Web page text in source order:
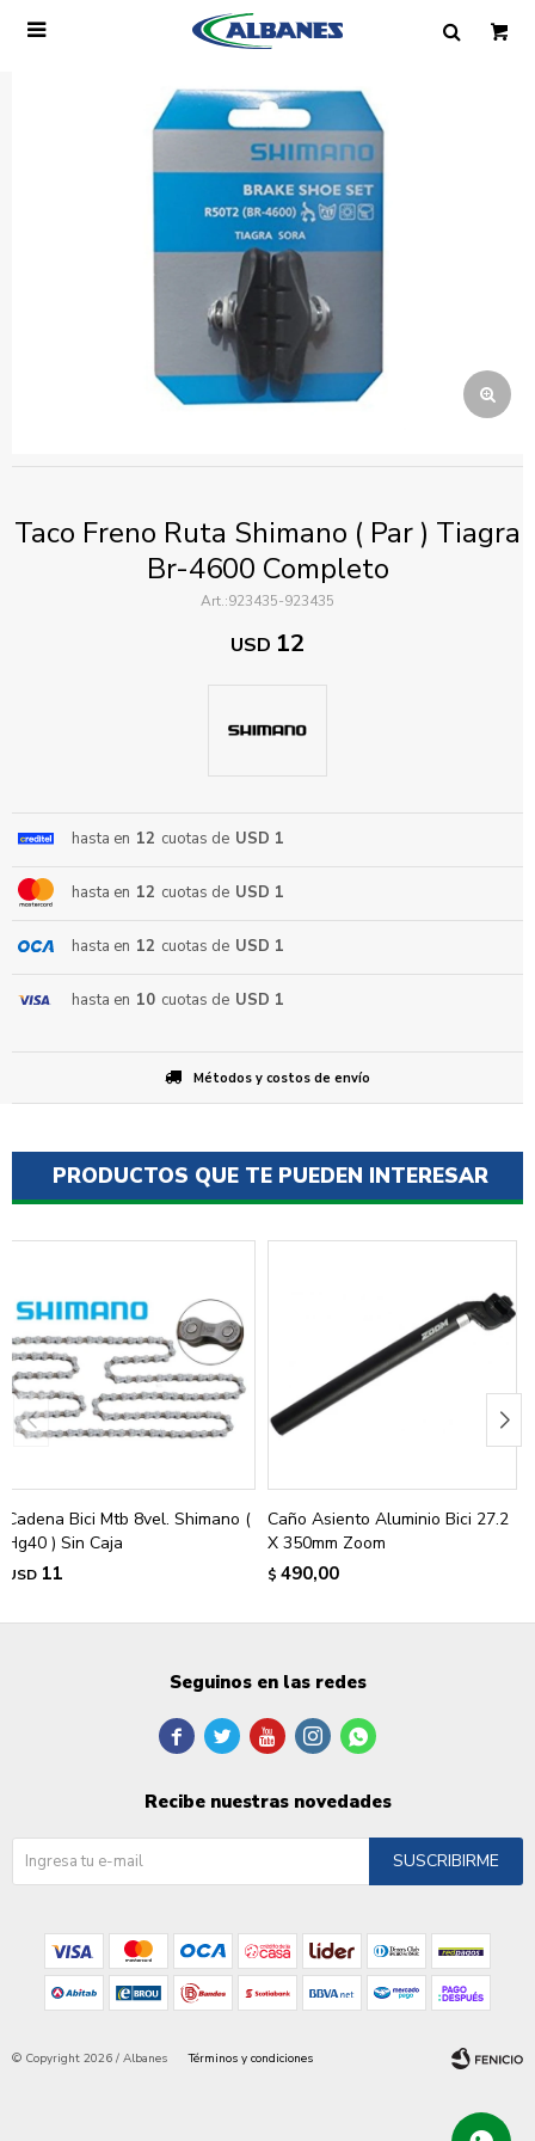

Taco Freno Ruta Shimano ( Par ) Tiagra
Br-4600 Completo
923435-923435
USD 12
hasta en 12 cuotas de USD 1
hasta en 12 cuotas de USD 1
hasta en 12 cuotas de USD 1
hasta en 10 cuotas de USD 1
Métodos y costos de envío
PRODUCTOS QUE TE PUEDEN INTERESAR
Cadena Bici Mtb 8vel. Shimano (
Hg40 ) Sin Caja
USD 11
Caño Asiento Aluminio Bici 27.2
X 350mm Zoom
$ 490,00
Ingresa tus datos y te informaremos cuando
tengamos stock disponible.
Seguinos en las redes
    
Recibe nuestras novedades
SUSCRIBIRME
© Copyright 2026 / Albanes Términos y condiciones